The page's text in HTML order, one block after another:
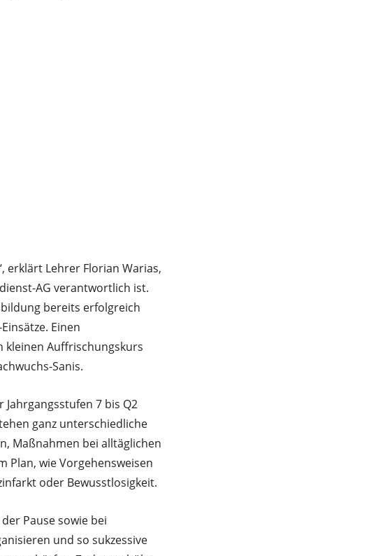
erklärt Lehrer Florian Warias,
AG verantwortlich ist.
bereits erfolgreich
Einen
kleinen Auffrischungskurs
Sanis.
7 bis Q2
ganz unterschiedliche
Maßnahmen bei alltäglichen
Plan, wie Vorgehensweisen
oder Bewusstlosigkeit.
Pause sowie bei
und so sukzessive